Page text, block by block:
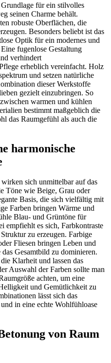
für ein stilvolles
seinen Charme behält.
robuste Oberflächen, die
Besonders beliebt ist das
Optik für ein modernes und
fugenlose Gestaltung
verhindert
erheblich vereinfacht. Holz
und setzen natürliche
dieser Werkstoffe
gezielt einzubringen. So
warmen und kühlen
bestimmt maßgeblich die
das Raumgefühl als auch die
harmonische
sich unmittelbar auf das
Töne wie Beige, Grau oder
Basis, die sich vielfältig mit
Farben bringen Wärme und
Blau- und Grüntöne für
empfiehlt es sich, Farbkontraste
zu erzeugen. Farbige
Fliesen bringen Leben und
Gesamtbild zu dominieren.
Klarheit und lassen das
Auswahl der Farben sollte man
achten, um eine
und Gemütlichkeit zu
lässt sich das
in eine echte Wohlfühloase
von Raum